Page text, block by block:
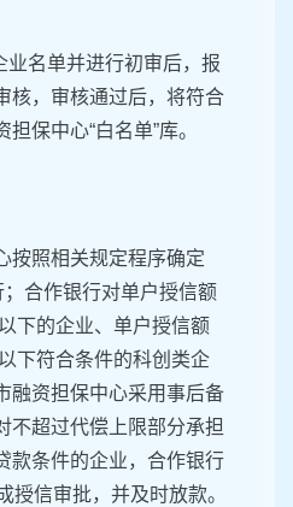
业名单并进行初审后，报
核，审核通过后，将符合
保中心“白名单”库。
按照相关规定程序确定
；合作银行对单户授信额
下的企业、单户授信额
下符合条件的科创类企
融资担保中心采用事后备
不超过代偿上限部分承担
款条件的企业，合作银行
授信审批，并及时放款。